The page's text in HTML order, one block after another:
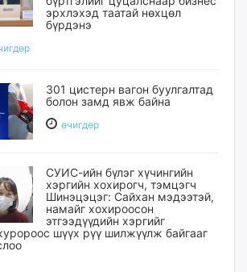
эрхлэхэд таатай нөхцөл
бүрдэнэ
301 цистерн вагон буулгалтад
болон замд явж байна
өчигдѳр
СУИС-ийн бүлэг хүчингийн
хэргийн хохирогч, тэмцэгч
Шинэцэцэг: Сайхан мэдээтэй,
намайг хохироосон
этгээдүүдийн хэргийг
шүүх рүү шилжүүлж байгааг